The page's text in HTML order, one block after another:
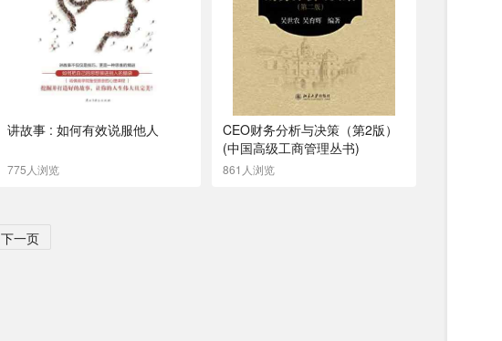
讲故事 : 如何有效说服他人
775人浏览
CEO财务分析与决策（第2版）
(中国高级工商管理丛书)
861人浏览
下一页